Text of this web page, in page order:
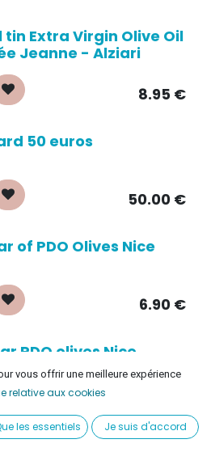
tin Extra Virgin Olive Oil
Jeanne - Alziari
8.95 €
50 euros
50.00 €
of PDO Olives Nice
6.90 €
PDO olives Nice
vous offrir une meilleure expérience
relative aux cookies
les essentiels Je suis d'accord